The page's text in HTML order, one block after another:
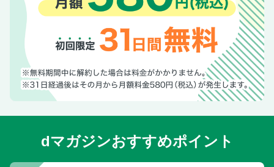
フタヌーンティー・レトロカフェ
今、行きたいKYOTO決定版！／選りすぐり京体験／イマド
キの映えスポット
今、行きたいKYOTO決定版！／選りすぐり京体験／気軽に
京体験
今、行きたいKYOTO決定版！／選りすぐり京体験／お寺で
体験・着物でまち歩き
人気3大エリア／祇園・河原町周辺／早わかり
dマガジンおすすめポイント